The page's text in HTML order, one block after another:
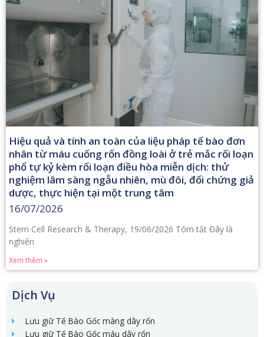
Dịch Vụ
Lưu giữ Tế Bào Gốc màng dây rốn
Lưu giữ Tế Bào Gốc máu dây rốn
Hiệu quả và tính an toàn của liệu pháp tế bào đơn
nhân từ máu cuống rốn đồng loài ở trẻ mắc rối loạn
phổ tự kỷ kèm rối loạn điều hòa miễn dịch: thử
nghiệm lâm sàng ngẫu nhiên, mù đôi, đối chứng giả
dược, thực hiện tại một trung tâm
16/07/2026
Stem Cell Research & Therapy, 19/06/2026 Tóm tắt Đây là
nghiên
Xem thêm »